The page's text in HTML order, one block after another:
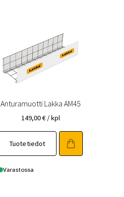
Anturamuotti Lakka AM45
149,00€ / kpl
Tuotetiedot
Varastossa